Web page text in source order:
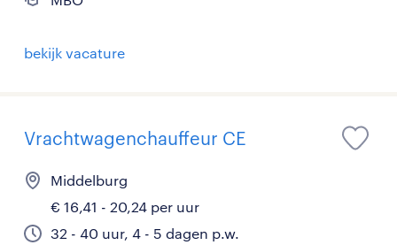
bekijk vacature
Vrachtwagenchauffeur CE
Middelburg
€ 16,41 - 20,24 per uur
32 - 40 uur, 4 - 5 dagen p.w.